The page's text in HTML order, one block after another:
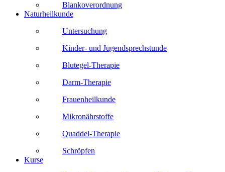
Blankoverordnung
Naturheilkunde
Untersuchung
Kinder- und Jugendsprechstunde
Blutegel-Therapie
Darm-Therapie
Frauenheilkunde
Mikronährstoffe
Quaddel-Therapie
Schröpfen
Kurse